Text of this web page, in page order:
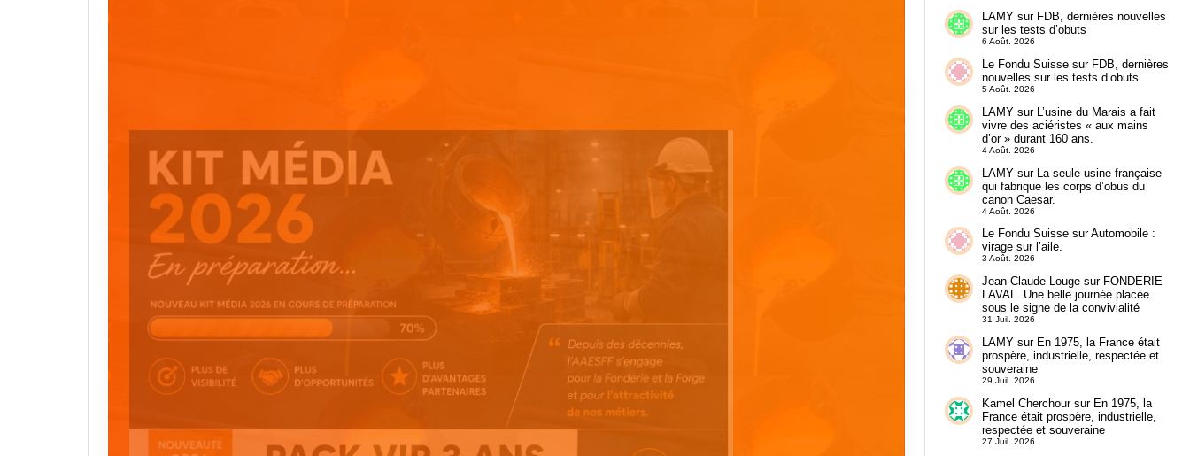
LAMYsur FDB, dernières nouvelles
sur les tests d’obuts
6 Août. 2026
Le Fondu Suissesur FDB, dernières
nouvelles sur les tests d’obuts
5 Août. 2026
LAMYsur L’usine du Marais a fait
vivre des aciéristes « aux mains
d’or » durant 160 ans.
4 Août. 2026
LAMYsur La seule usine française
qui fabrique les corps d’obus du
canon Caesar.
4 Août. 2026
Le Fondu SuissesurAutomobile :
virage sur l’aile.
3 Août. 2026
Jean-Claude Lougesur FONDERIE
LAVAL Une belle journée placée
sous le signe de la convivialité
31 Juil. 2026
LAMYsur En 1975, la France était
prospère, industrielle, respectée et
souveraine
29 Juil. 2026
Kamel Cherchoursur En 1975, la
France était prospère, industrielle,
respectée et souveraine
27 Juil. 2026